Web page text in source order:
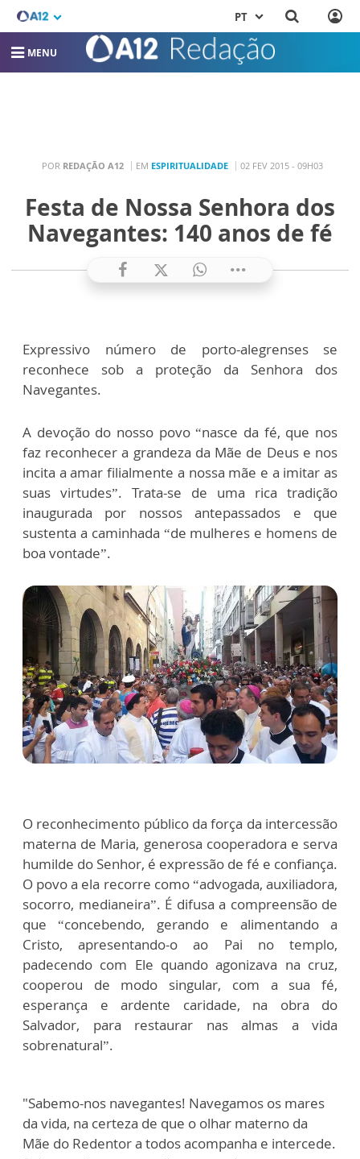
PT
MENU
POR REDAÇÃO A12 EM ESPIRITUALIDADE 02 FEV 2015 - 09H03
Festa de Nossa Senhora dos
Navegantes: 140 anos de fé
Expressivo número de porto-alegrenses se
reconhece sob a proteção da Senhora dos
Navegantes.
A devoção do nosso povo “nasce da fé, que nos
faz reconhecer a grandeza da Mãe de Deus e nos
incita a amar filialmente a nossa mãe e a imitar as
suas virtudes”. Trata-se de uma rica tradição
inaugurada por nossos antepassados e que
sustenta a caminhada “de mulheres e homens de
boa vontade”.
O reconhecimento público da força da intercessão
materna de Maria, generosa cooperadora e serva
humilde do Senhor, é expressão de fé e confiança.
O povo a ela recorre como “advogada, auxiliadora,
socorro, medianeira”. É difusa a compreensão de
que “concebendo, gerando e alimentando a
Cristo, apresentando-o ao Pai no templo,
padecendo com Ele quando agonizava na cruz,
cooperou de modo singular, com a sua fé,
esperança e ardente caridade, na obra do
Salvador, para restaurar nas almas a vida
sobrenatural”.
"Sabemo-nos navegantes! Navegamos os mares
da vida, na certeza de que o olhar materno da
Mãe do Redentor a todos acompanha e intercede.